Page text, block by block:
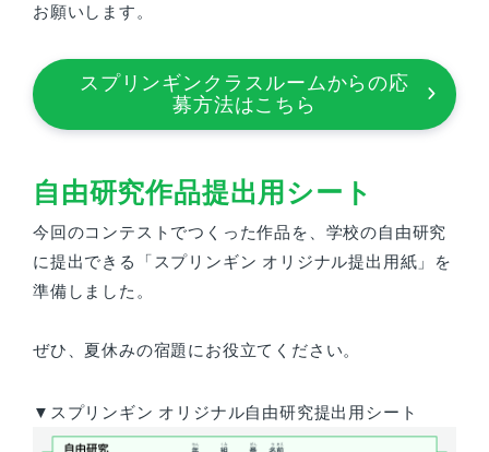
お願いします。
スプリンギンクラスルームからの応
募方法はこちら
自由研究作品提出用シート
今回のコンテストでつくった作品を、学校の自由研究
に提出できる「スプリンギン オリジナル提出用紙」を
準備しました。
ぜひ、夏休みの宿題にお役立てください。
▼スプリンギン オリジナル自由研究提出用シート